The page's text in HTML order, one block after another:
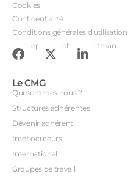
Cookies
Confidentialité
Conditions générales d'utilisation
Conception : John Brightman
Le CMG
Qui sommes nous ?
Structures adhérentes
Dévenir adhérent
Interlocuteurs
International
Groupes de travail